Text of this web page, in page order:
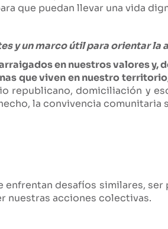
que puedan llevar una vida
y un marco útil para orientar la
en nuestros valores y,
que viven en nuestro
republicano, domiciliación y
la convivencia comunitaria
desafíos similares,
nuestras acciones colectivas.